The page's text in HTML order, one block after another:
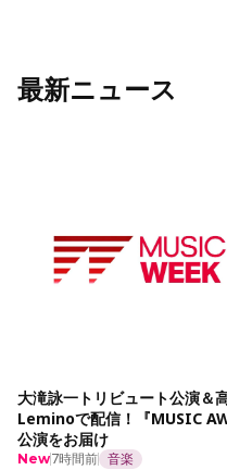
最新ニュース
大滝詠一トリビュート公演＆
Leminoで配信！『MUSIC
公演をお届け
New7時間前 音楽